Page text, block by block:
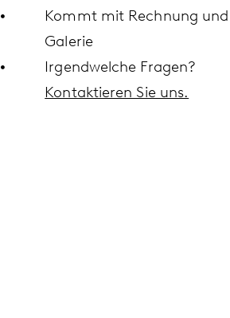
Kommt mit Rechnung
Galerie
Irgendwelche Fragen?
Kontaktieren Sie uns.